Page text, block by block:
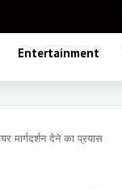
Entertainment
मार्गदर्शन देने का प्रयास